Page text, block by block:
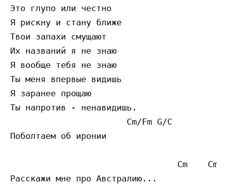
Это глупо или честно
Я рискну и стану ближе
Твои запахи смущают
Их названий я не знаю
Я вообще тебя не знаю
Ты меня впервые видишь
Я заранее прощаю
Ты напротив - ненавидишь.
                       Cm/Fm G/C
Поболтаем об иронии
                                 Cm    Cm
Расскажи мне про Австралию...